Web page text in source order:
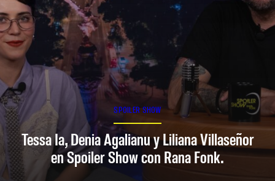
SPOILER SHOW
Tessa Ia, Denia Agalianu y Liliana Villaseñor
en Spoiler Show con Rana Fonk.